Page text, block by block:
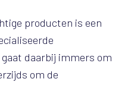
producten is een
daarbij immers om
om de